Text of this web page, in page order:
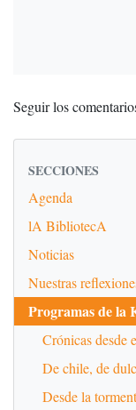
Seguir los
SECCIONES
Agenda
lA BibliotecA
Noticias
Nuestras
Programas de la
Crónicas desde
De chile, de
Desde la